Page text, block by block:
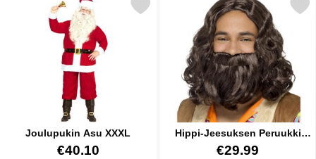
Joulupukin Asu XXXL
Tuote.nro 25394
€40.10
Merkitse joulupukin Asu XXXL suosikiksi
Hippi-Jeesuksen Peruukki
Parralla
Tuote.nro 18888
€29.99
Merkitse hippi-Jeesuksen